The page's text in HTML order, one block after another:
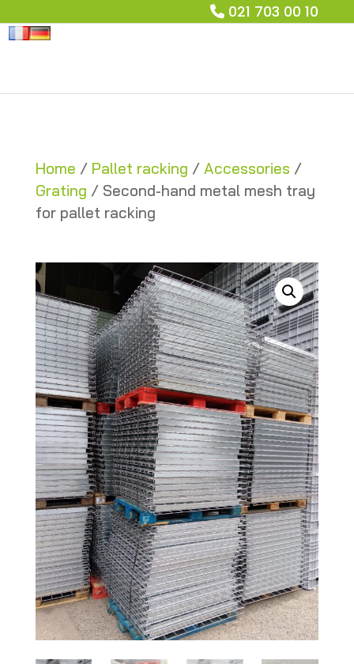
021 703 00 10
Home / Pallet racking / Accessories /
Grating / Second-hand metal mesh tray
for pallet racking